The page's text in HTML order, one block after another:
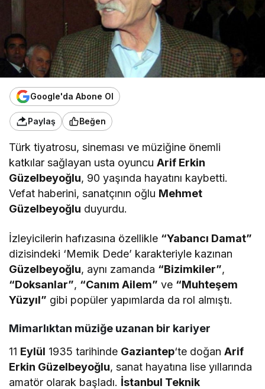
Google'da Abone Ol
Paylaş Beğen
Türk tiyatrosu, sineması ve müziğine önemli
katkılar sağlayan usta oyuncuArif Erkin
Güzelbeyoğlu, 90 yaşında hayatını kaybetti.
Vefat haberini, sanatçının oğlu Mehmet
Güzelbeyoğlu duyurdu.
İzleyicilerin hafızasına özellikle “Yabancı Damat”
dizisindeki ‘Memik Dede’ karakteriyle kazınan
Güzelbeyoğlu, aynı zamanda “Bizimkiler”,
“Doksanlar”, “Canım Ailem” ve “Muhteşem
Yüzyıl” gibi popüler yapımlarda da rol almıştı.
Mimarlıktan müziğe uzanan bir kariyer
11 Eylül 1935 tarihinde Gaziantep‘te doğanArif
Erkin Güzelbeyoğlu, sanat hayatına lise yıllarında
amatör olarak başladı. İstanbul Teknik